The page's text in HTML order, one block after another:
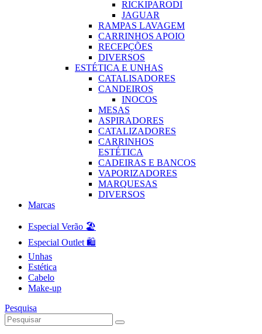
RICKIPARODI
JAGUAR
RAMPAS LAVAGEM
CARRINHOS APOIO
RECEPÇÕES
DIVERSOS
ESTÉTICA E UNHAS
CATALISADORES
CANDEIROS
INOCOS
MESAS
ASPIRADORES
CATALIZADORES
CARRINHOS
ESTÉTICA
CADEIRAS E BANCOS
VAPORIZADORES
MARQUESAS
DIVERSOS
Marcas
Especial Verão 🏖️
Especial Outlet 🛍️
Unhas
Estética
Cabelo
Make-up
Pesquisa